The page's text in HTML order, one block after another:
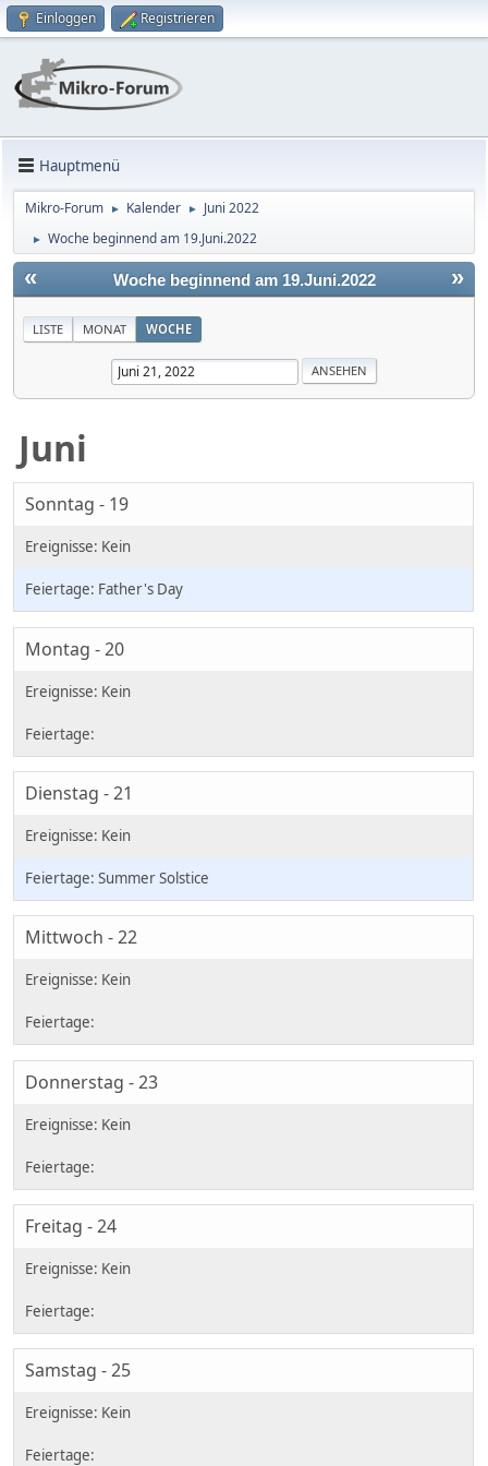
Einloggen Registrieren
Hauptmenü
Mikro-Forum ► Kalender ► Juni 2022
► Woche beginnend am 19.Juni.2022
« »
Woche beginnend am 19.Juni.2022
LISTE MONAT WOCHE
Juni
Sonntag - 19
Father's Day
Montag - 20
Dienstag - 21
Summer Solstice
Mittwoch - 22
Donnerstag - 23
Freitag - 24
Samstag - 25